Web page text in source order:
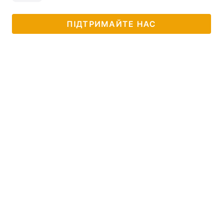
ПІДТРИМАЙТЕ НАС